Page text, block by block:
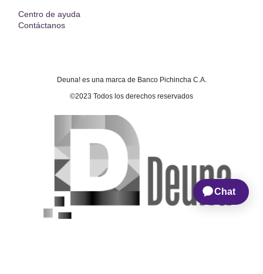
Centro de ayuda
Contáctanos
Deuna! es una marca de Banco Pichincha C.A.
©2023 Todos los derechos reservados